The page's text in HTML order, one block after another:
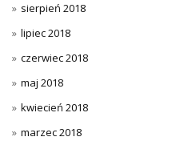
sierpień 2018
lipiec 2018
czerwiec 2018
maj 2018
kwiecień 2018
marzec 2018